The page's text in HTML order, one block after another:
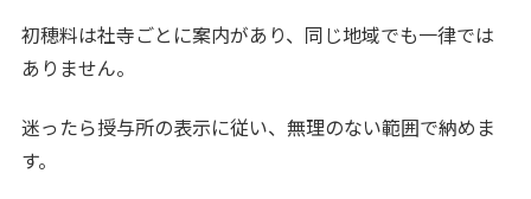
初穂料は社寺ごとに案内があり、同じ地域でも一律では
ありません。
迷ったら授与所の表示に従い、無理のない範囲で納めま
す。